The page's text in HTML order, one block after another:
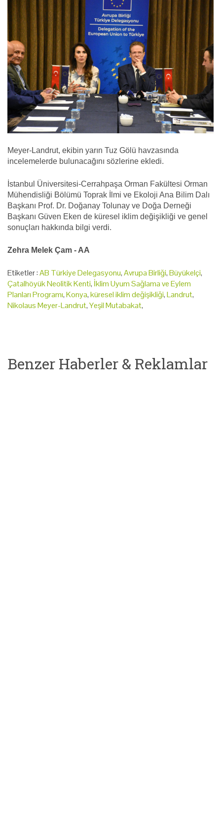
Meyer-Landrut, ekibin yarın Tuz Gölü havzasında
incelemelerde bulunacağını sözlerine ekledi.
İstanbul Üniversitesi-Cerrahpaşa Orman Fakültesi Orman
Mühendisliği Bölümü Toprak İlmi ve Ekoloji Ana Bilim Dalı
Başkanı Prof. Dr. Doğanay Tolunay ve Doğa Derneği
Başkanı Güven Eken de küresel iklim değişikliği ve genel
sonuçları hakkında bilgi verdi.
Zehra Melek Çam - AA
Etiketler :AB Türkiye Delegasyonu,Avrupa Birliği,Büyükelçi,
Çatalhöyük Neolitik Kenti, İklim Uyum Sağlama ve Eylem
Planları Programı,Konya,küresel iklim değişikliği,Landrut,
Nikolaus Meyer-Landrut,Yeşil Mutabakat,
Benzer Haberler & Reklamlar